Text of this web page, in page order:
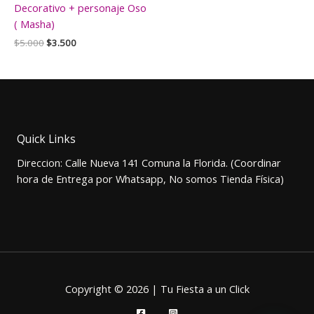
Decorativo + personaje Oso
( Masha)
$5.000El
era:
$3.500El
es:
Quick Links
Direccion: Calle Nueva 141 Comuna la Florida. (Coordinar
hora de Entrega por Whatsapp, No somos Tienda Física)
Copyright © 2026 | Tu Fiesta a un Click